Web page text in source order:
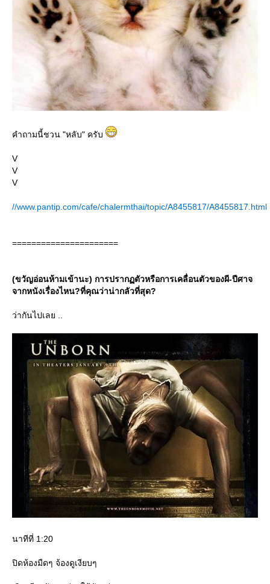
คำถามนี้ชวน "หลับ" ครับ
V
V
V
//www.pantip.com/cafe/chalermthai/topic/A8455817/A8455817.html
======================
(ขวัญอ่อนห้ามเข้านะ) การปรากฏตัวหรือการเคลื่อนตัวของผี-ปีศาจ
จากหนังเรื่องไหน?ที่คุณว่าน่ากลัวที่สุด?
ว่ากันไปเลย ..
นาทีที่ 1:20
ปิดห้องมืดๆ จ้องดูเงียบๆ